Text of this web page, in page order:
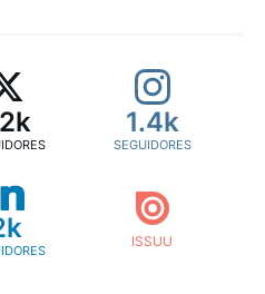
1.4k
SEGUIDORES